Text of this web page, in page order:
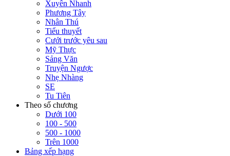
Xuyên Nhanh
Phương Tây
Nhân Thú
Tiểu thuyết
Cưới trước yêu sau
Mỹ Thực
Sảng Văn
Truyện Ngược
Nhẹ Nhàng
SE
Tu Tiên
Theo số chương
Dưới 100
100 - 500
500 - 1000
Trên 1000
Bảng xếp hạng